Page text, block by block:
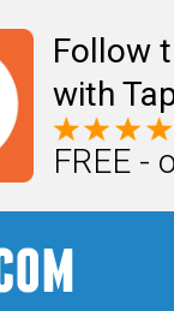
Follow
with
FREE -